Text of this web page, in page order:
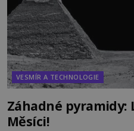
VESMÍR A TECHNOLOGIE
Záhadné pyramidy:
Měsíci!